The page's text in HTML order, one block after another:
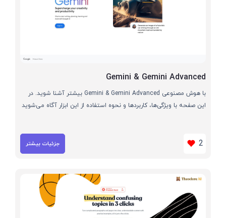
Gemini & Gemini Advanced
با هوش مصنوعی Gemini & Gemini Advanced بیشتر آشنا شوید. در
این صفحه با ویژگی‌ها، کاربردها و نحوه استفاده از این ابزار آگاه می‌شوید
2 جزئیات بیشتر